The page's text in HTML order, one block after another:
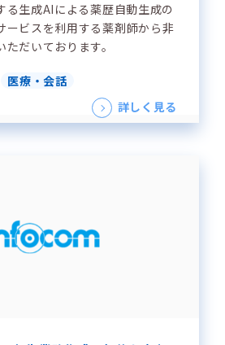
る生成AIによる薬歴自動生成の
ービスを利用する薬剤師から非
だいております。
医療・会話
詳しく見る